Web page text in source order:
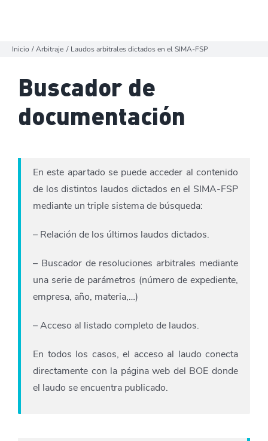
Inicio Arbitraje Laudos arbitrales dictados en el SIMA-FSP
Buscador de
documentación
En este apartado se puede acceder al contenido
de los distintos laudos dictados en el SIMA-FSP
mediante un triple sistema de búsqueda:
– Relación de los últimos laudos dictados.
– Buscador de resoluciones arbitrales mediante
una serie de parámetros (número de expediente,
empresa, año, materia,…)
– Acceso al listado completo de laudos.
En todos los casos, el acceso al laudo conecta
directamente con la página web del BOE donde
el laudo se encuentra publicado.